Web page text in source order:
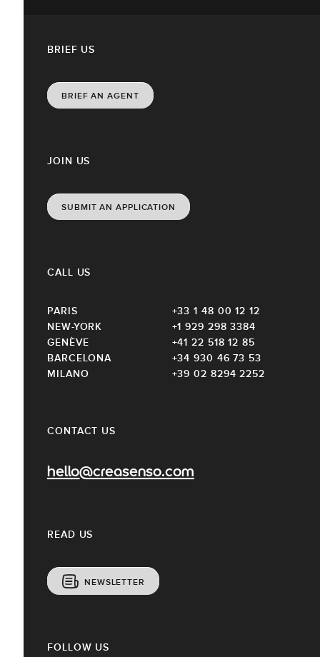
CONTACT US
hello@creasenso.com
JOIN US
SUBMIT AN APPLICATION
READ US
NEWSLETTER
CALL US
PARIS
+33 1 48 00 12 12
NEW-YORK
+1 929 298 3384
GENÈVE
+41 22 518 12 85
BARCELONA
+34 930 46 73 53
MILANO
+39 02 8294 2252
BRIEF US
BRIEF AN AGENT
FOLLOW US